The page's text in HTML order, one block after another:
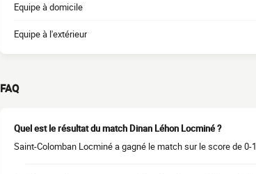
Equipe à domicile
Equipe à l'extérieur
FAQ
Quel est le résultat du match Dinan Léhon Locminé ?
Saint-Colomban Locminé a gagné le match sur le score de 0-1